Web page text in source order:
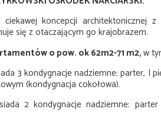
koncepcji architektonicznej
się z otaczającym go krajobrazem.
o pow. ok 62m2-71 m2,w
3 kondygnacje nadziemne: parter, I
(kondygnacja cokołowa).
2 kondygnacje nadziemne: